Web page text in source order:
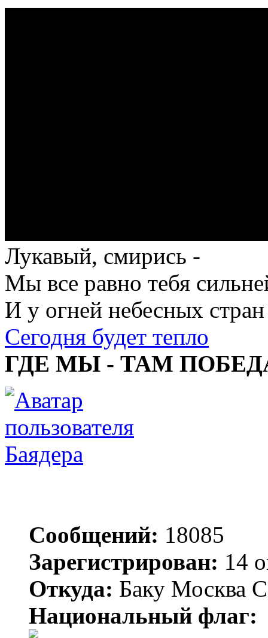
Лукавый, смирись -
Мы все равно тебя
И у огней небесных стран
Сегодня будет тепло
ГДЕ МЫ - ТАМ
Баядера
Сообщений: 18085
Зарегистрирован: 14
Откуда: Баку Москва
Национальный флаг: